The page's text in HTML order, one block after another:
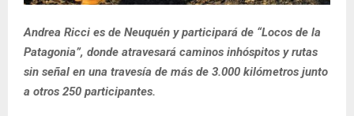
Andrea Ricci es de Neuquén y participará de “Locos de la
Patagonia”, donde atravesará caminos inhóspitos y rutas
sin señal en una travesía de más de 3.000 kilómetros junto
a otros 250 participantes.